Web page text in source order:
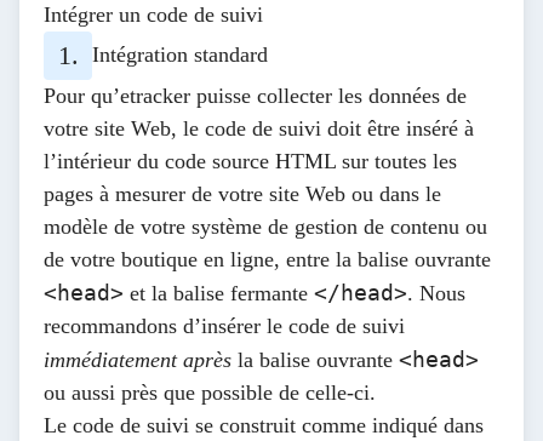
Intégrer un code de suivi
Intégration standard
Pour qu’etracker puisse collecter les données de
votre site Web, le code de suivi doit être inséré à
l’intérieur du code source HTML sur toutes les
pages à mesurer de votre site Web ou dans le
modèle de votre système de gestion de contenu ou
de votre boutique en ligne, entre la balise ouvrante
<head> et la balise fermante </head>. Nous
recommandons d’insérer le code de suivi
immédiatement après la balise ouvrante <head>
ou aussi près que possible de celle-ci.
Le code de suivi se construit comme indiqué dans